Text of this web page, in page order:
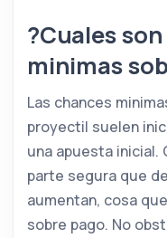
?Cuales
minimas
Las chances
proyectil suelen
una apuesta inicial.
parte segura que
aumentan, cosa
sobre pago. No